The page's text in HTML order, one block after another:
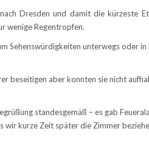
Dresden und damit die kürzeste
wenige Regentropfen.
Sehenswürdigkeiten unterwegs oder in
beseitigen aber konnten sie nicht
standesgemäß – es gab
wir kurze Zeit später die Zimmer